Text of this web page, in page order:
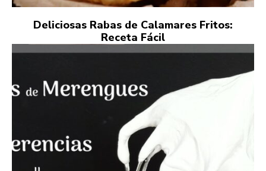
Deliciosas Rabas de Calamares Fritos:
Receta Fácil